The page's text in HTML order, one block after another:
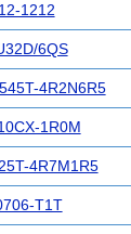
1212
6QS
4R2N6R5
1R0M
4R7M1R5
T1T